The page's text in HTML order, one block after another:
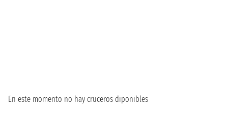
En este momento no hay cruceros diponibles